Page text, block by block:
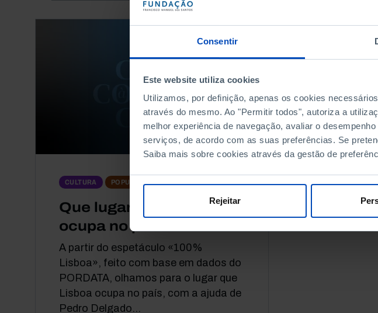
Consentir
Este website utiliza cookies
Utilizamos, por definição, apenas os cookies
através do mesmo. Ao "Permitir todos", autoriza a
melhor experiência de navegação, avaliar o
serviços, de acordo com as suas preferências. Se
Saiba mais sobre cookies através da gestão de
Rejeitar
CULTURA POPULAÇÃO PODCAST
Que lugar é que Lisboa
ocupa no país?
A partir do espetáculo «100%
Lisboa», feito com base em dados do
PORDATA, olhamos para o lugar que
Lisboa ocupa no país, com a ajuda de
Pedro Delgado...